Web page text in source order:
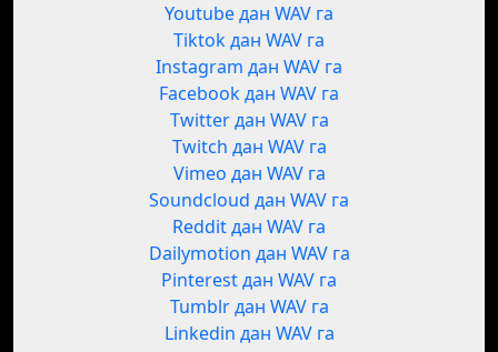
Youtube дан WAV га
Tiktok дан WAV га
Instagram дан WAV га
Facebook дан WAV га
Twitter дан WAV га
Twitch дан WAV га
Vimeo дан WAV га
Soundcloud дан WAV га
Reddit дан WAV га
Dailymotion дан WAV га
Pinterest дан WAV га
Tumblr дан WAV га
Linkedin дан WAV га